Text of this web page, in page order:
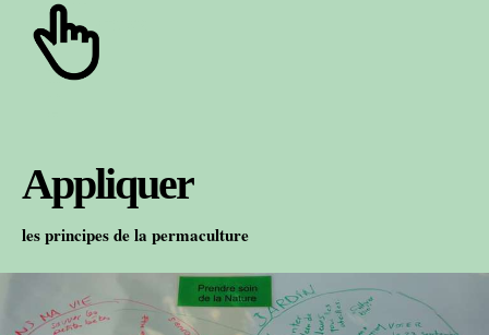
Appliquer
les principes de la permaculture